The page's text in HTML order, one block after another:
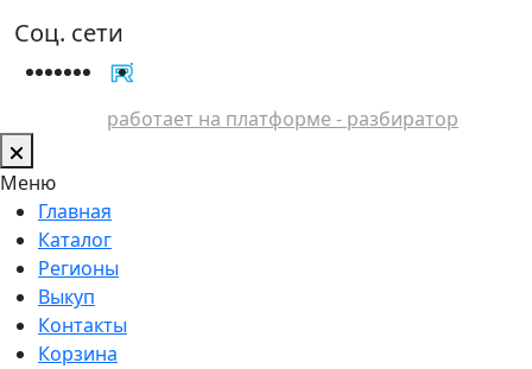
Соц. сети
работает на платформе - разбиратор
Меню
Главная
Каталог
Регионы
Выкуп
Контакты
Корзина